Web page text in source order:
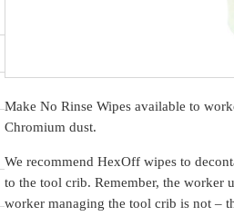
Make No Rinse Wipes available to
Chromium dust.
We recommend HexOff wipes to
to the tool crib. Remember, the worker
worker managing the tool crib is not –